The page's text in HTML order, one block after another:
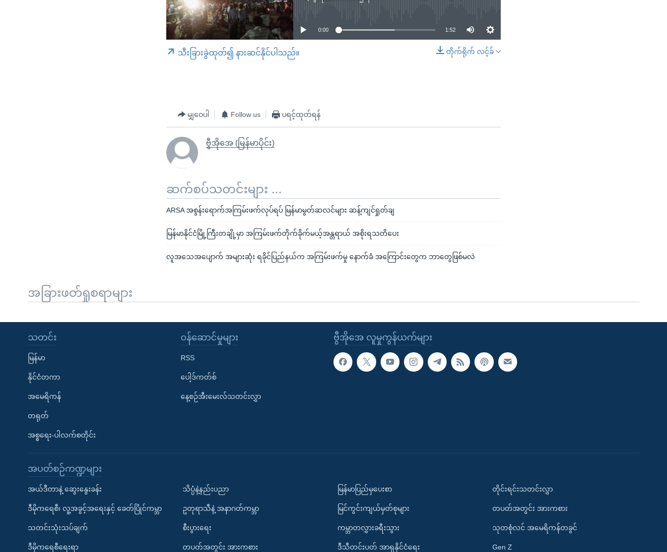
SHARE
No media source currently available
0:00 1:52
တိုက်ရိုက် လင့်ခ်
သီးခြားခွဲထုတ်၍ နားဆင်နိုင်ပါသည်။
မျှဝေပါ Follow us ပရင့်ထုတ်ရန်
ဗွီအိုအေ (မြန်မာပိုင်း)
ဆက်စပ်သတင်းများ ...
ARSA အစွန်းရောက်အကြမ်းဖက်လုပ်ရပ် မြန်မာမွတ်ဆလင်များ ဆန့်ကျင်ရှုတ်ချ
မြန်မာနိုင်ငံမြို့ကြီးတချို့မှာ အကြမ်းဖက်တိုက်ခိုက်မယ့်အန္တရာယ် အစိုးရသတိပေး
လူအသေအပျောက် အများဆုံး ရခိုင်ပြည်နယ်က အကြမ်းဖက်မှု နောက်ခံ အကြောင်းတွေက ဘာတွေဖြစ်မလဲ
အခြားဖတ်ရှုစရာများ
ဗွီအိုအေ လူမှုကွန်ယက်များ
သတင်း
မြန်မာ
နိုင်ငံတကာ
အမေရိကန်
တရုတ်
အစ္စရေး-ပါလက်စတိုင်း
၀န်ဆောင်မှုများ
RSS
ပေါ့ဒ်ကတ်စ်
နေ့စဉ်အီးမေးလ်သတင်းလွှာ
အပတ်စဉ်ကဏ္ဍများ
အယ်ဒီတာနဲ့ ဆွေးနွေးခန်း
ဒီမိုကရေစီ၊ လူ့အခွင့်အရေးနှင့် ခေတ်ပြိုင်ကမ္ဘာ
သတင်းသုံးသပ်ချက်
ဒီမိုကရေစီရေးရာ
သိပ္ပံနဲ့နည်းပညာ
ဥတုရာသီနဲ့ အနာဂတ်ကမ္ဘာ
စီးပွားရေး
တပတ်အတွင်း အားကစား
မြန်မာပြည်မှပေးစာ
မြင်ကွင်းကျယ်မှတ်စုများ
ကမ္ဘာတလွှားခရီးသွား
ဒီသီတင်းပတ် အာရှနိုင်ငံရေး
တိုင်းရင်းသတင်းလွှာ
တပတ်အတွင်း အားကစား
သုတစုံလင် အမေရိကန်တခွင်
Gen Z